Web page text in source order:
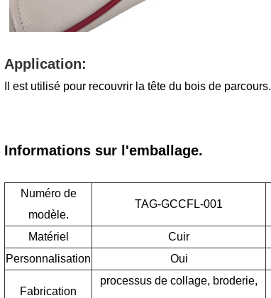
Application:
Il est utilisé pour recouvrir la tête du bois de parcours.
Informations sur l'emballage.
Numéro de
modèle.
TAG-GCCFL-001
Matériel
Cuir
Personnalisation
Oui
Fabrication
processus de collage, broderie,